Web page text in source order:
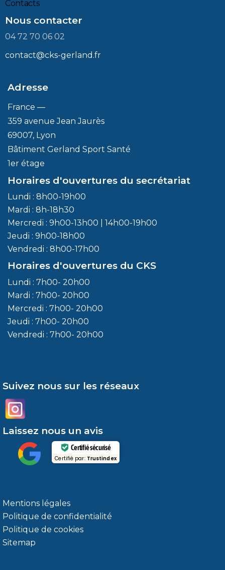
Contacts
Nous contacter
04 72 70 06 02
contact@cks-gerland.fr
Adresse
France —
359 avenue Jean Jaurès
69007, Lyon
Bâtiment Gerland Sport Santé
1er étage
Horaires d'ouvertures du secrétariat
Lundi : 8h00-19h00
Mardi : 8h-18h30
Mercredi : 9h00-13h00 | 14h00-19h00
Jeudi : 9h00-18h00
Vendredi : 8h00-17h00
Horaires d'ouvertures du CKS
Lundi : 7h00- 20h00
Mardi : 7h00- 20h00
Mercredi : 7h00- 20h00
Jeudi : 7h00- 20h00
Vendredi : 7h00- 20h00
Suivez nous sur les réseaux
Laissez nous un avis
Certifié sécurisé
Certifié par: Trustindex
Mentions légales
Politique de confidentialité
Politique de cookies
Sitemap